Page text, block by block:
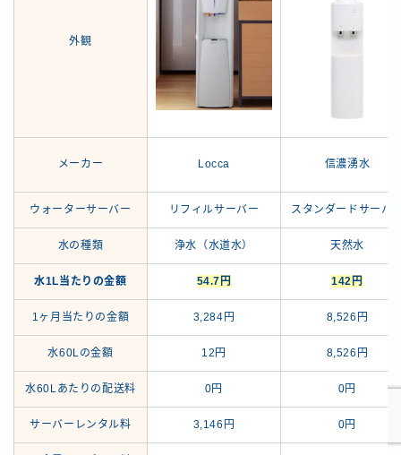
外観
メーカー Locca 信濃湧水
ウォーターサーバー リフィルサーバー スタンダードサーバ
水の種類 浄水（水道水） 天然水
水1L当たりの金額 54.7円 142円
1ヶ月当たりの金額 3,284円 8,526円
水60Lの金額 12円 8,526円
水60Lあたりの配送料 0円 0円
サーバーレンタル料 3,146円 0円